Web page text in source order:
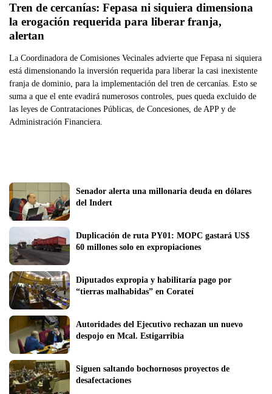
Tren de cercanías: Fepasa ni siquiera dimensiona
la erogación requerida para liberar franja,
alertan
La Coordinadora de Comisiones Vecinales advierte que Fepasa ni siquiera
está dimensionando la inversión requerida para liberar la casi inexistente
franja de dominio, para la implementación del tren de cercanías. Esto se
suma a que el ente evadirá numerosos controles, pues queda excluido de
las leyes de Contrataciones Públicas, de Concesiones, de APP y de
Administración Financiera.
Senador alerta una millonaria deuda en dólares
Duplicación de ruta PY01: MOPC gastará US$
Diputados expropia y habilitaría pago por
“tierras malhabidas” en Corateí
Autoridades del Ejecutivo rechazan un nuevo
despojo en Mcal. Estigarribia
Siguen saltando bochornosos proyectos de
desafectaciones